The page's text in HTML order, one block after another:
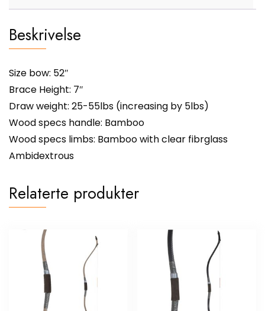
Beskrivelse
Size bow: 52″
Brace Height: 7″
Draw weight: 25-55lbs (increasing by 5lbs)
Wood specs handle: Bamboo
Wood specs limbs: Bamboo with clear fibrglass
Ambidextrous
Relaterte produkter